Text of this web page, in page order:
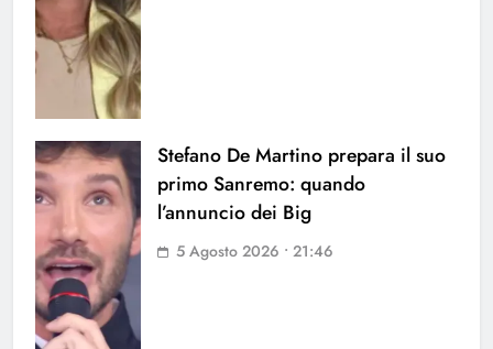
Stefano De Martino prepara il suo
primo Sanremo: quando
l’annuncio dei Big
5 Agosto 2026 • 21:46